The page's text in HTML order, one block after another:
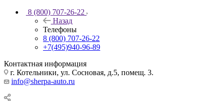
8 (800) 707-26-22
Назад
Телефоны
8 (800) 707-26-22
+7(495)940-96-89
Контактная информация
г. Котельники, ул. Сосновая, д.5, помещ. 3.
info@sherpa-auto.ru